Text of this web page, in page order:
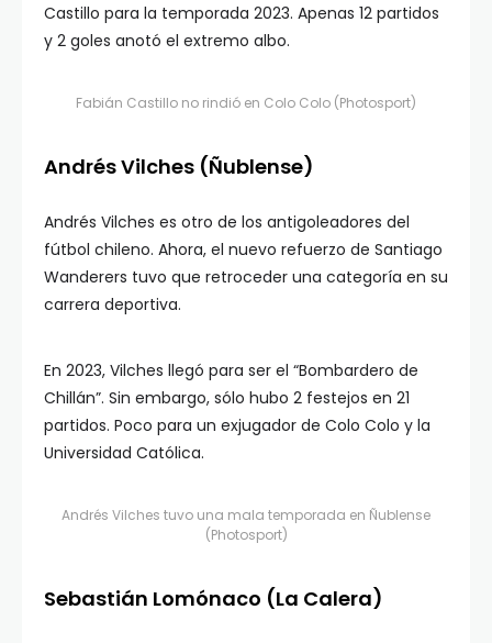
Castillo para la temporada 2023. Apenas 12 partidos
y 2 goles anotó el extremo albo.
Fabián Castillo no rindió en Colo Colo (Photosport)
Andrés Vilches (Ñublense)
Andrés Vilches es otro de los antigoleadores del
fútbol chileno. Ahora, el nuevo refuerzo de Santiago
Wanderers tuvo que retroceder una categoría en su
carrera deportiva.
En 2023, Vilches llegó para ser el “Bombardero de
Chillán”. Sin embargo, sólo hubo 2 festejos en 21
partidos. Poco para un exjugador de Colo Colo y la
Universidad Católica.
Andrés Vilches tuvo una mala temporada en Ñublense
(Photosport)
Sebastián Lomónaco (La Calera)